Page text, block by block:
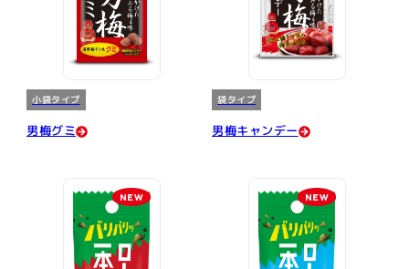
小袋タイプ
男梅グミ
袋タイプ
男梅キャンデー
NEW NEW